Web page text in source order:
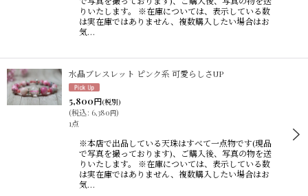
りいたします。 ※在庫については、表示している数
は実在庫ではありません、複数購入したい場合はお
気…
水晶ブレスレット ピンク系 可愛らしさUP
5,800円(税別)
(税込: 6,380円)
1点
※本店で出品している天珠はすべて一点物です(現品
で写真を撮っております)、ご購入後、写真の物を送
りいたします。 ※在庫については、表示している数
は実在庫ではありません、複数購入したい場合はお
気…